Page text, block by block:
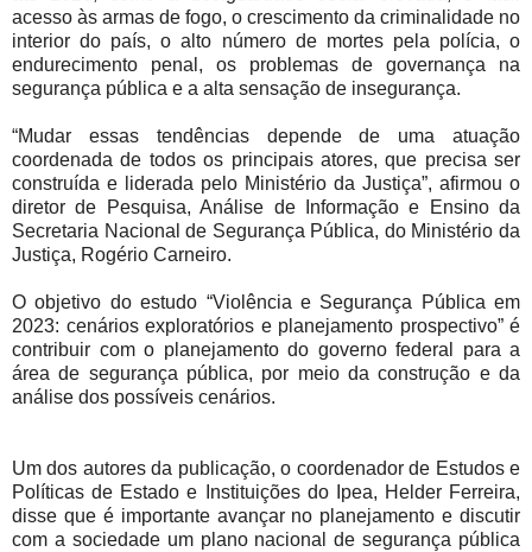
acesso às armas de fogo, o crescimento da criminalidade no
interior do país, o alto número de mortes pela polícia, o
endurecimento penal, os problemas de governança na
segurança pública e a alta sensação de insegurança.
“Mudar essas tendências depende de uma atuação
coordenada de todos os principais atores, que precisa ser
construída e liderada pelo Ministério da Justiça”, afirmou o
diretor de Pesquisa, Análise de Informação e Ensino da
Secretaria Nacional de Segurança Pública, do Ministério da
Justiça, Rogério Carneiro.
O objetivo do estudo “Violência e Segurança Pública em
2023: cenários exploratórios e planejamento prospectivo” é
contribuir com o planejamento do governo federal para a
área de segurança pública, por meio da construção e da
análise dos possíveis cenários.
Um dos autores da publicação, o coordenador de Estudos e
Políticas de Estado e Instituições do Ipea, Helder Ferreira,
disse que é importante avançar no planejamento e discutir
com a sociedade um plano nacional de segurança pública